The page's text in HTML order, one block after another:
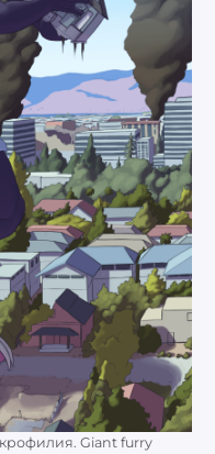
Giant furry